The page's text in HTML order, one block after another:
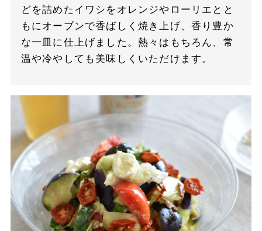
どを詰めたイワシをオレンジやローリエとと
もにオーブンで香ばしく焼き上げ、香り豊か
な一皿に仕上げました。熱々はもちろん、常
温や冷やしても美味しくいただけます。